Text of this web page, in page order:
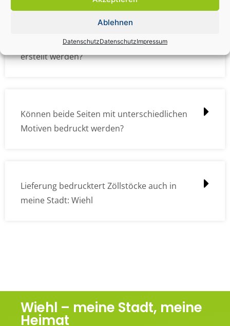
Ablehnen
DatenschutzDatenschutzImpressum
Wie müssen die Druckdateien angelegt /
erstellt werden?
Können beide Seiten mit unterschiedlichen
Motiven bedruckt werden?
Lieferung bedrucktert Zöllstöcke auch in
meine Stadt: Wiehl
Wiehl – meine Stadt, meine
Heimat